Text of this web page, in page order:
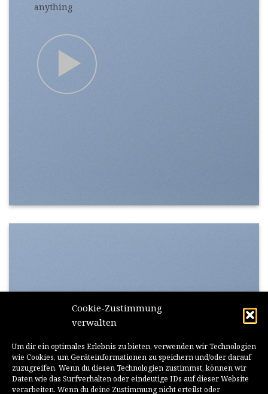
Cookie-Zustimmung
verwalten
Um dir ein optimales Erlebnis zu bieten, verwenden wir Technologien
wie Cookies, um Geräteinformationen zu speichern und/oder darauf
zuzugreifen. Wenn du diesen Technologien zustimmst, können wir
Daten wie das Surfverhalten oder eindeutige IDs auf dieser Website
verarbeiten. Wenn du deine Zustimmung nicht erteilst oder
anything
SHOW ON HOVER
Select between various hover
effects